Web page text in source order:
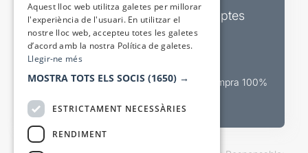
Butlletins d’actualitat i descomptes
Valora espectacles
Canal oficial de venda teatral Compra 100%
Aquest lloc web utilitza galetes per millorar
l'experiència de l'usuari. En utilitzar el
nostre lloc web, accepteu totes les galetes
d’acord amb la nostra Política de galetes.
Llegir-ne més
MOSTRA TOTS ELS SOCIS (1650) →
ESTRICTAMENT NECESSÀRIES
RENDIMENT